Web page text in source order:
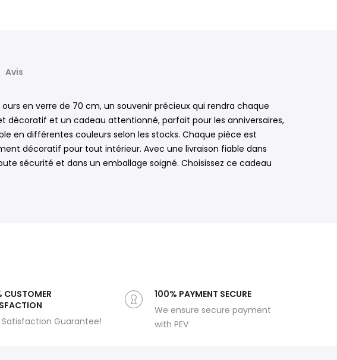
Avis
en verre de 70 cm, un souvenir précieux qui rendra chaque
décoratif et un cadeau attentionné, parfait pour les anniversaires,
en différentes couleurs selon les stocks. Chaque pièce est
décoratif pour tout intérieur. Avec une livraison fiable dans
sécurité et dans un emballage soigné. Choisissez ce cadeau
CUSTOMER
Satisfaction Guarantee!
100% PAYMENT SECURE
We ensure secure payment
with PEV